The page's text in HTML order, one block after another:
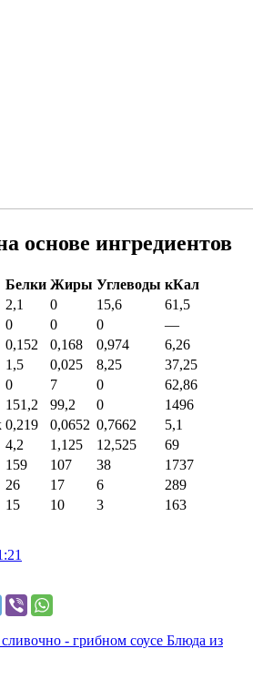
основе ингредиентов
Белки Жиры Углеводы кКал
2,1 0 15,6
61,5
0 0 0
—
0,152 0,168 0,974
6,26
1,5 0,025 8,25
37,25
0 7 0
62,86
151,2 99,2 0
1496
0,219 0,0652 0,7662
5,1
4,2 1,125 12,525
69
159 107 38
1737
26 17 6
289
15 10 3 163
Блюда из